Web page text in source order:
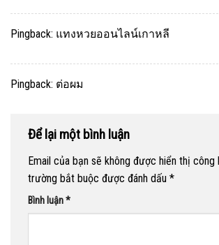
Pingback: แทงหวยออนไลน์เกาหลี
Pingback: ต่อผม
Để lại một bình luận
Email của bạn sẽ không được hiển thị công
trường bắt buộc được đánh dấu *
Bình luận*